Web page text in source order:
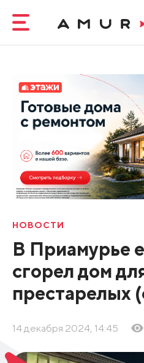
НОВОСТИ
В Приамурье
сгорел дом
престарелых
14 декабря 2024, 14:45